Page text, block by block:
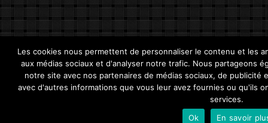
Les cookies nous permettent de personnaliser le contenu et les
aux médias sociaux et d'analyser notre trafic. Nous partageons
notre site avec nos partenaires de médias sociaux, de publicité
avec d'autres informations que vous leur avez fournies ou qu'ils
services.
Ok
En savoir